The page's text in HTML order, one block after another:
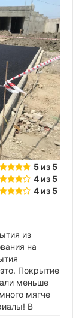
5 из 5
4 из 5
4 из 5
из
на
Покрытие
меньше
мягче
B